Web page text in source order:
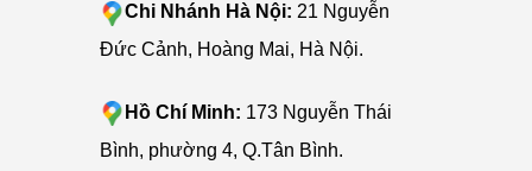
Chi Nhánh Hà Nội: 21 Nguyễn
Đức Cảnh, Hoàng Mai, Hà Nội.
Hồ Chí Minh: 173 Nguyễn Thái
Bình, phường 4, Q.Tân Bình.